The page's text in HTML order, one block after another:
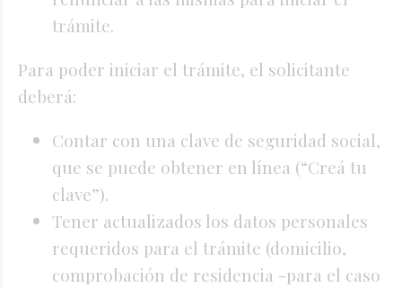
trámite.
Para poder iniciar el trámite, el solicitante
deberá:
Contar con una clave de seguridad social,
que se puede obtener en línea (“Creá tu
clave”).
Tener actualizados los datos personales
requeridos para el trámite (domicilio,
comprobación de residencia -para el caso